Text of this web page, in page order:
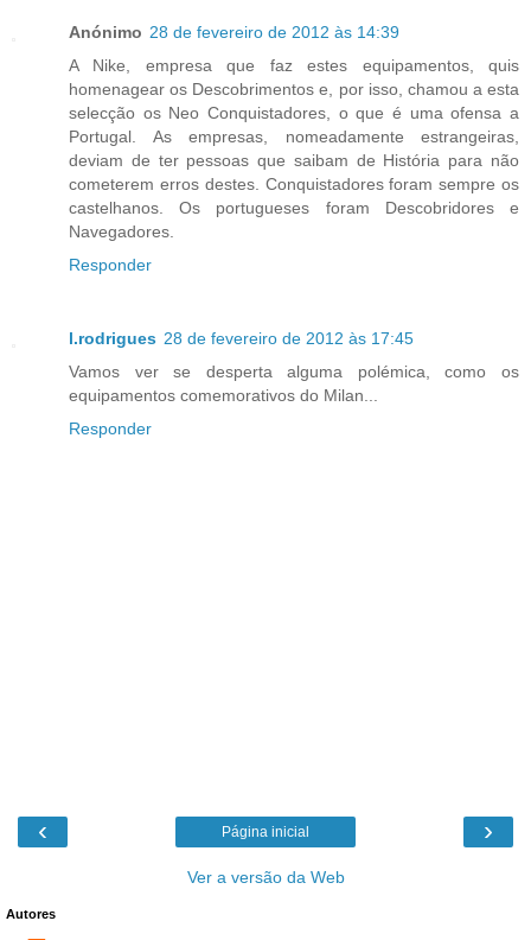
Anónimo 28 de fevereiro de 2012 às 14:39
A Nike, empresa que faz estes equipamentos, quis
homenagear os Descobrimentos e, por isso, chamou a esta
selecção os Neo Conquistadores, o que é uma ofensa a
Portugal. As empresas, nomeadamente estrangeiras,
deviam de ter pessoas que saibam de História para não
cometerem erros destes. Conquistadores foram sempre os
castelhanos. Os portugueses foram Descobridores e
Navegadores.
Responder
l.rodrigues 28 de fevereiro de 2012 às 17:45
Vamos ver se desperta alguma polémica, como os
equipamentos comemorativos do Milan...
Responder
‹ ›
Página inicial
Ver a versão da Web
Autores